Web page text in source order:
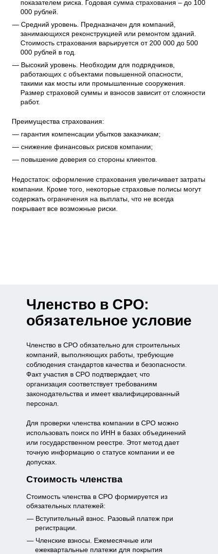
показателем риска. Годовая сумма страхования – до 100
000 рублей.
Средний уровень. Предназначен для компаний,
занимающихся реконструкцией или ремонтом зданий.
Стоимость страхования варьируется от 200 000 до 500
000 рублей в год.
Высокий уровень. Необходим для подрядчиков,
работающих с объектами повышенной опасности,
такими как мосты или промышленные сооружения.
Размер страховой суммы и взносов зависит от сложности
работ.
Преимущества страхования:
гарантия компенсации убытков заказчикам;
снижение финансовых рисков компании;
повышение доверия со стороны клиентов.
Недостаток: оформление страхования увеличивает затраты
компании. Кроме того, некоторые страховые полисы могут
содержать ограничения на выплаты, что не всегда
покрывает все возможные риски.
Членство в СРО:
обязательное условие
Членство в СРО обязательно для строительных
компаний, выполняющих работы, требующие
соблюдения стандартов качества и безопасности.
Факт участия в СРО подтверждает, что
организация соответствует требованиям
законодательства и имеет квалифицированный
персонал.
Для проверки членства компании в СРО можно
использовать поиск по ИНН в базах объединений
или государственном реестре. Этот метод дает
точную информацию о статусе компании и ее
допусках.
Стоимость членства
Стоимость членства в СРО формируется из
обязательных платежей:
Вступительный взнос. Разовый платеж при
регистрации.
Членские взносы. Ежемесячные или
ежеквартальные платежи для покрытия